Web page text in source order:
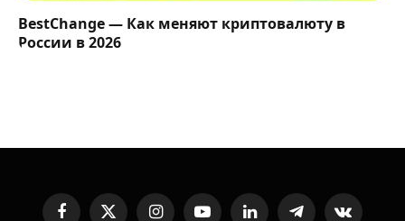
BestChange — Как меняют криптовалюту в
России в 2026